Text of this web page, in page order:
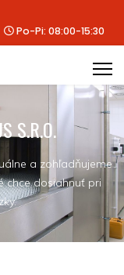
Po-Pi: 08:00-15:30
S.R.O.
a zohľadňujeme
chce dosiahnuť pri